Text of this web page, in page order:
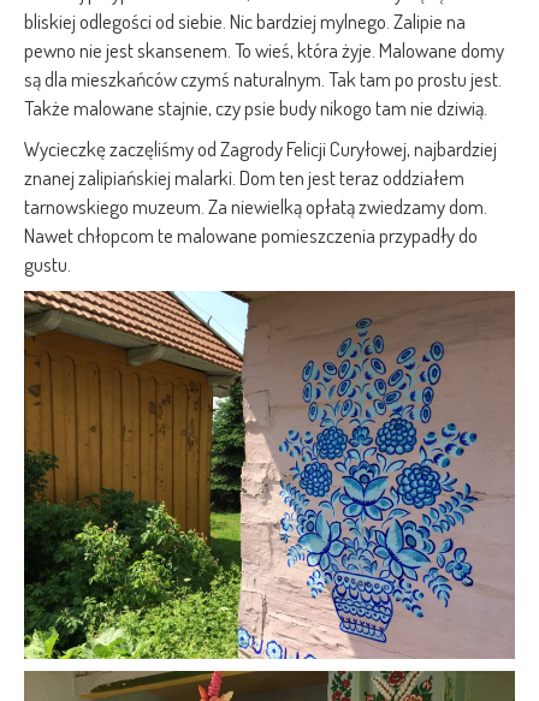
bliskiej odlegości od siebie. Nic bardziej mylnego. Zalipie na
pewno nie jest skansenem. To wieś, która żyje. Malowane domy
są dla mieszkańców czymś naturalnym. Tak tam po prostu jest.
Także malowane stajnie, czy psie budy nikogo tam nie dziwią.
Wycieczkę zaczęliśmy od Zagrody Felicji Curyłowej, najbardziej
znanej zalipiańskiej malarki. Dom ten jest teraz oddziałem
tarnowskiego muzeum. Za niewielką opłatą zwiedzamy dom.
Nawet chłopcom te malowane pomieszczenia przypadły do
gustu.